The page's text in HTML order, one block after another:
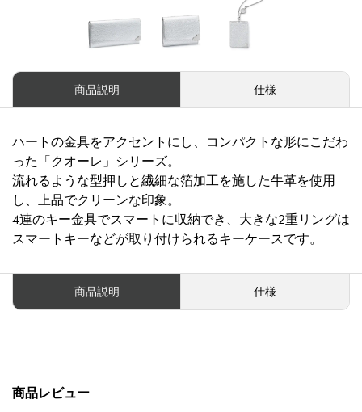
商品説明 仕様
ハートの金具をアクセントにし、コンパクトな形にこだわ
った「クオーレ」シリーズ。
流れるような型押しと繊細な箔加工を施した牛革を使用
し、上品でクリーンな印象。
4連のキー金具でスマートに収納でき、大きな2重リングは
スマートキーなどが取り付けられるキーケースです。
商品説明 仕様
商品レビュー